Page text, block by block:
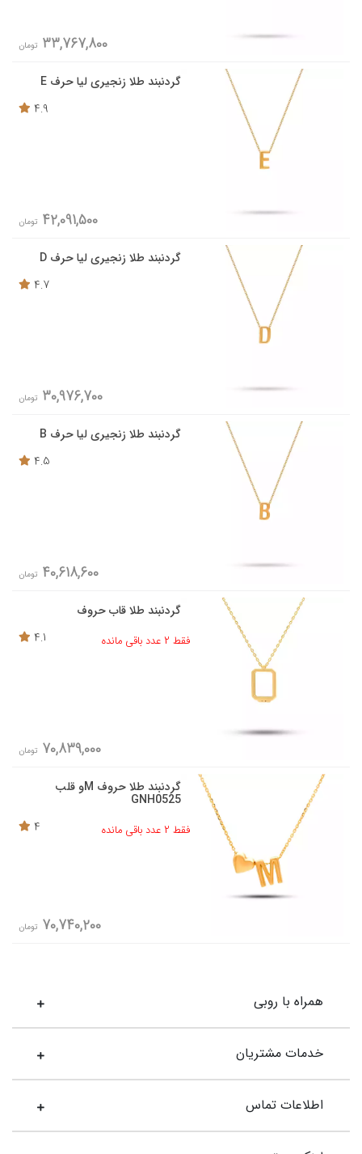
33,767,800 تومان
گردنبند طلا زنجیری لیا حرف E
4.9
42,091,500 تومان
گردنبند طلا زنجیری لیا حرف D
4.7
30,976,700 تومان
گردنبند طلا زنجیری لیا حرف B
4.5
40,618,600 تومان
گردنبند طلا قاب حروف
فقط 2 عدد باقی مانده
4.1
70,839,000 تومان
گردنبند طلا حروف Mو قلب
GNH0525
فقط 2 عدد باقی مانده
4
70,740,200 تومان
همراه با روبی
خدمات مشتریان
اطلاعات تماس